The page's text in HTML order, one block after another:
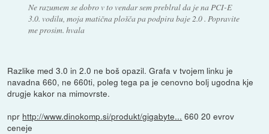
Ne razumem se dobro v to vendar sem preblral da je na PCI-E
3.0. vodilu, moja matična plošča pa podpira baje 2.0 . Popravite
me prosim. hvala
Razlike med 3.0 in 2.0 ne boš opazil. Grafa v tvojem linku je
navadna 660, ne 660ti, poleg tega pa je cenovno bolj ugodna kje
drugje kakor na mimovrste.
npr http://www.dinokomp.si/produkt/gigabyte... 660 20 evrov
ceneje